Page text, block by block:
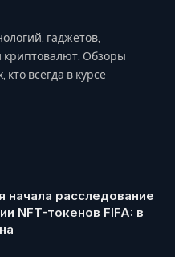
гаджетов,
криптовалют. Обзоры
кто всегда в курсе
начала расследование
NFT-токенов FIFA: в